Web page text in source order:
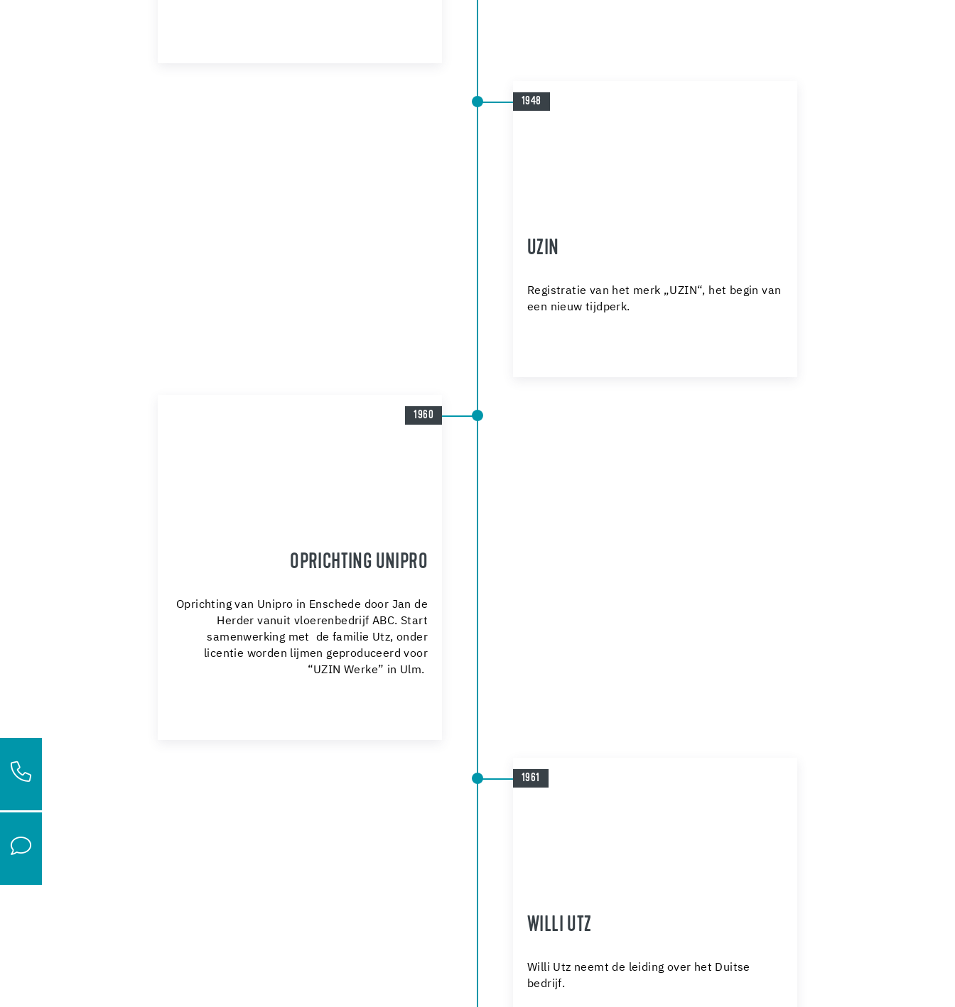
1948
UZIN
Registratie van het merk „UZIN“, het begin van
een nieuw tijdperk.
1960
OPRICHTING UNIPRO
Oprichting van Unipro in Enschede door Jan de
Herder vanuit vloerenbedrijf ABC. Start
samenwerking met de familie Utz, onder
licentie worden lijmen geproduceerd voor
“UZIN Werke” in Ulm.
1961
WILLI UTZ
Willi Utz neemt de leiding over het Duitse
bedrijf.